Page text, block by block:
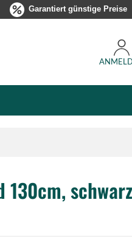
Garantiert günstige Preise
130cm,